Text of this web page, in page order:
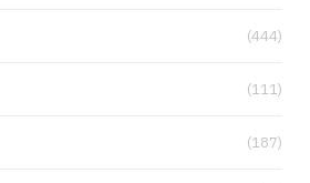
(444)
(111)
(187)